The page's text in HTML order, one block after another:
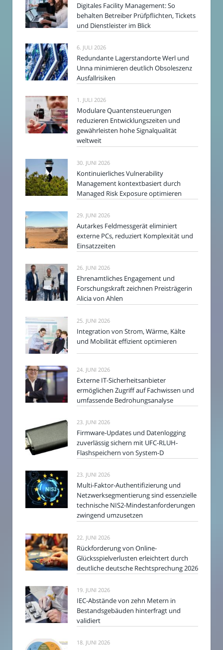
Digitales Facility Management: So
behalten Betreiber Prüfpflichten, Tickets
und Dienstleister im Blick
6. JULI 2026
Redundante Lagerstandorte Werl und
Unna minimieren deutlich Obsoleszenz
Ausfallrisiken
1. JULI 2026
Modulare Quantensteuerungen
reduzieren Entwicklungszeiten und
gewährleisten hohe Signalqualität
weltweit
30. JUNI 2026
Kontinuierliches Vulnerability
Management kontextbasiert durch
Managed Risk Exposure optimieren
29. JUNI 2026
Autarkes Feldmessgerät eliminiert
externe PCs, reduziert Komplexität und
Einsatzzeiten
26. JUNI 2026
Ehrenamtliches Engagement und
Forschungskraft zeichnen Preisträgerin
Alicia von Ahlen
25. JUNI 2026
Integration von Strom, Wärme, Kälte
und Mobilität effizient optimieren
24. JUNI 2026
Externe IT-Sicherheitsanbieter
ermöglichen Zugriff auf Fachwissen und
umfassende Bedrohungsanalyse
23. JUNI 2026
Firmware-Updates und Datenlogging
zuverlässig sichern mit UFC-RLUH-
Flashspeichern von System-D
23. JUNI 2026
Multi-Faktor-Authentifizierung und
Netzwerksegmentierung sind essenzielle
technische NIS2-Mindestanforderungen
zwingend umzusetzen
22. JUNI 2026
Rückforderung von Online-
Glücksspielverlusten erleichtert durch
deutliche deutsche Rechtsprechung 2026
19. JUNI 2026
IEC-Abstände von zehn Metern in
Bestandsgebäuden hinterfragt und
validiert
18. JUNI 2026